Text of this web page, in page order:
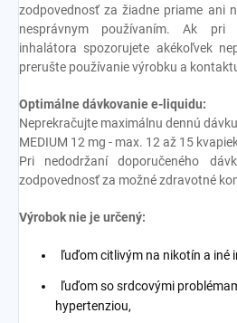
zodpovednosť za žiadne priame ani
nesprávnym používaním. Ak pri
inhalátora spozorujete akékoľvek
prerušte používanie výrobku a
Optimálne dávkovanie e-liquidu:
Neprekračujte maximálnu dennú
MEDIUM 12 mg - max. 12 až 15
Pri nedodržaní doporučeného
zodpovednosť za možné zdravotné
Výrobok nie je určený:
ľuďom citlivým na nikotín a iné
ľuďom so srdcovými
hypertenziou,